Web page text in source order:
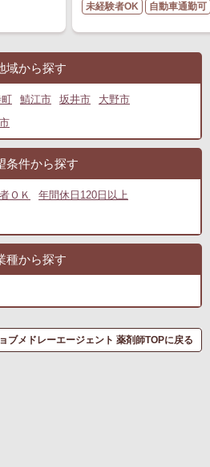
未経験者OK 自動車通勤可
域から探す
鯖江市 坂井市
大野市
条件から探す
ＯＫ
年間休日120日以上
種から探す
ブメドレーエージェント 薬剤師TOPに戻る